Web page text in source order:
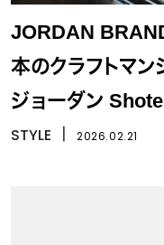
JORDAN
本のクラフトマン
ジョーダン
STYLE 2026.02.21